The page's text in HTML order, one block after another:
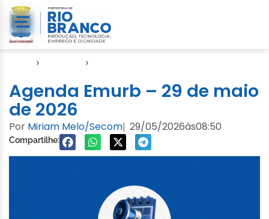
› ›
Agenda Emurb – 29 de maio
de 2026
Por Miriam Melo/Secom| 29/05/2026às08:50
Compartilhe: